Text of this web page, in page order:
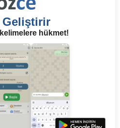
Geliştirir
hükmet!